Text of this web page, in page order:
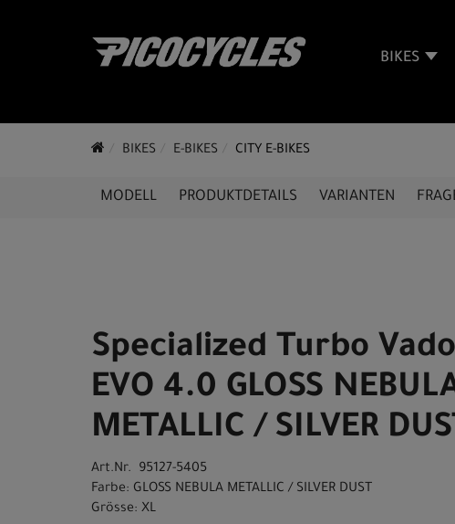
BIKES
BIKES E-BIKES CITY E-BIKES
MODELL PRODUKTDETAILS VARIANTEN
Specialized Turbo
EVO 4.0 GLOSS
METALLIC / SILVER
Art.Nr. 95127-5405
Farbe: GLOSS NEBULA METALLIC / SILVER DUST
Grösse: XL